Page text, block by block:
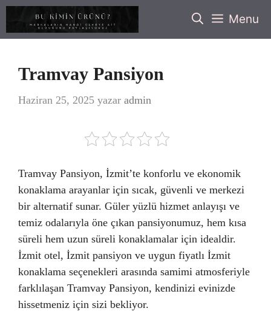
İçeriğe
Menu
Tramvay Pansiyon
Haziran 25, 2025 yazar admin
Tramvay Pansiyon, İzmit’te konforlu ve ekonomik
konaklama arayanlar için sıcak, güvenli ve merkezi
bir alternatif sunar. Güler yüzlü hizmet anlayışı ve
temiz odalarıyla öne çıkan pansiyonumuz, hem kısa
süreli hem uzun süreli konaklamalar için idealdir.
İzmit otel, İzmit pansiyon ve uygun fiyatlı İzmit
konaklama seçenekleri arasında samimi atmosferiyle
farklılaşan Tramvay Pansiyon, kendinizi evinizde
hissetmeniz için sizi bekliyor.